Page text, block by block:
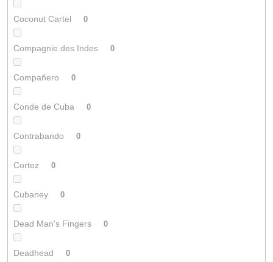
Coconut Cartel 0
Compagnie des Indes 0
Compaňero 0
Conde de Cuba 0
Contrabando 0
Cortez 0
Cubaney 0
Dead Man's Fingers 0
Deadhead 0